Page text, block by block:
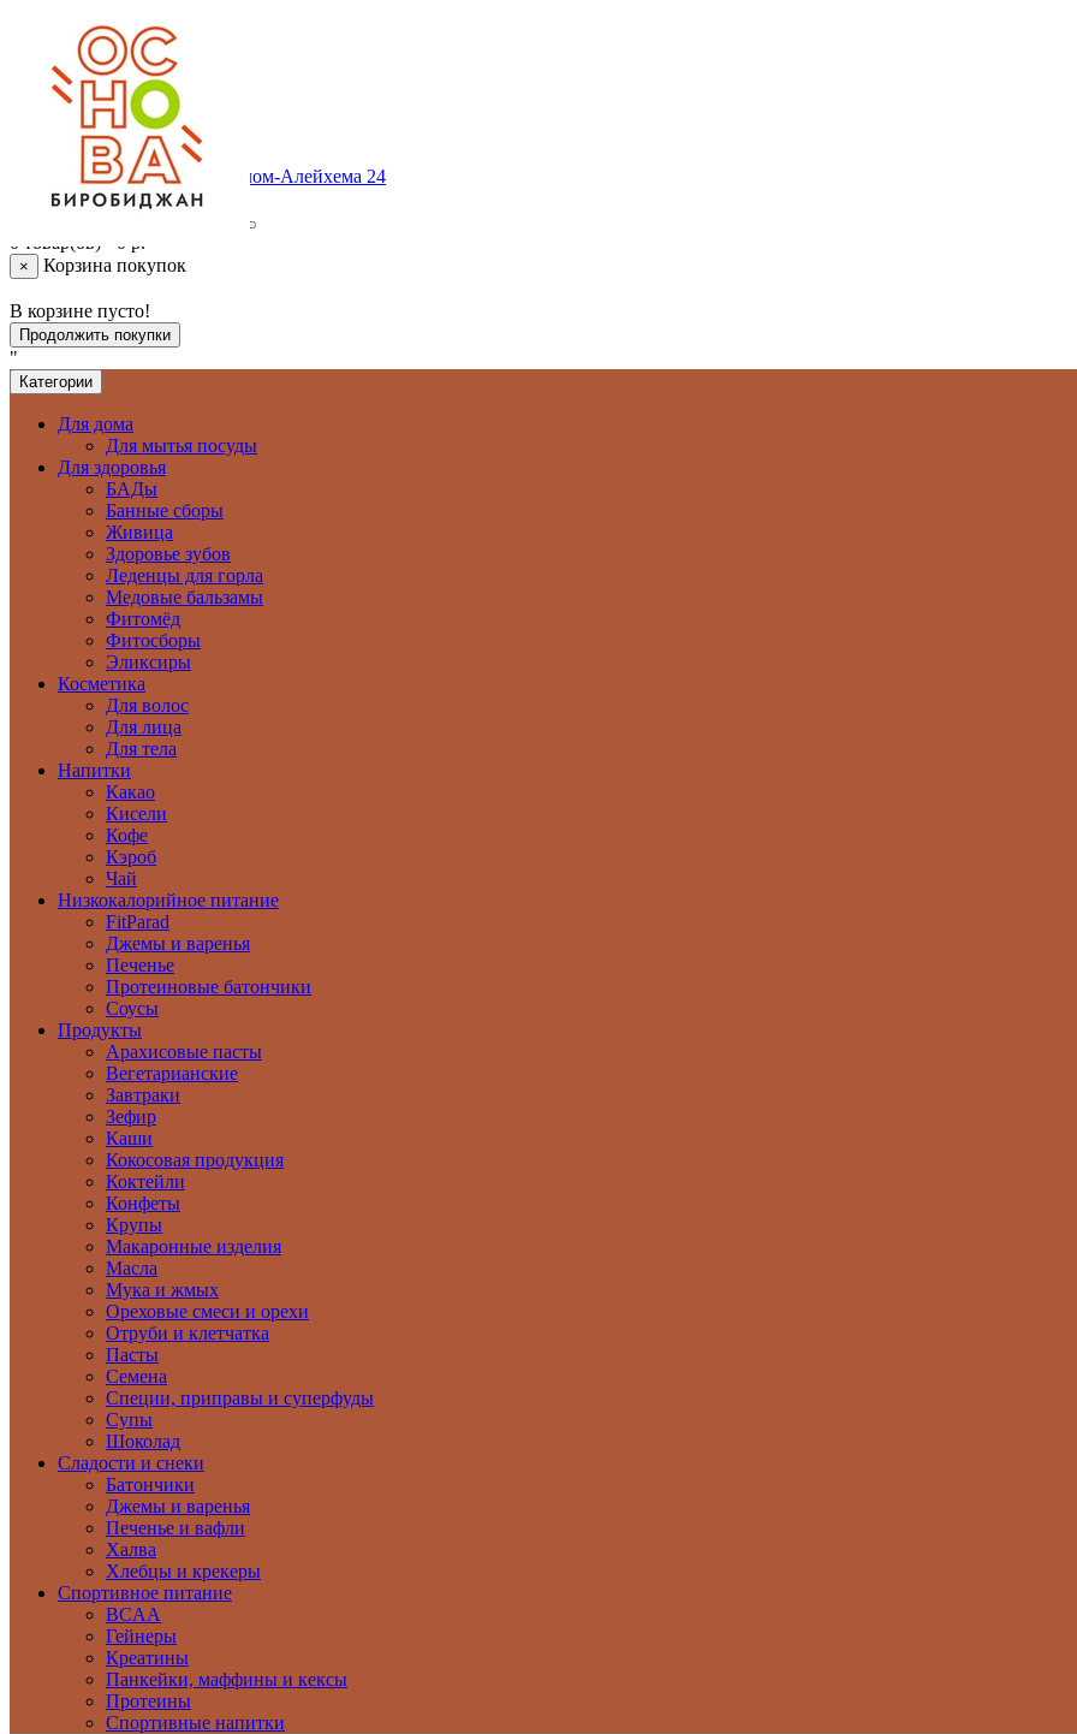
Личный кабинет
Регистрация
Авторизация
Корзина покупок
+ 7 (924) 6409420
г. Биробиджан , ул.Шолом-Алейхема 24
0 товар(ов) - 0 р.
× Корзина покупок
В корзине пусто!
Продолжить покупки
"
Категории
Для дома
Для мытья посуды
Для здоровья
БАДы
Банные сборы
Живица
Здоровье зубов
Леденцы для горла
Медовые бальзамы
Фитомёд
Фитосборы
Эликсиры
Косметика
Для волос
Для лица
Для тела
Напитки
Какао
Кисели
Кофе
Кэроб
Чай
Низкокалорийное питание
FitParad
Джемы и варенья
Печенье
Протеиновые батончики
Соусы
Продукты
Арахисовые пасты
Вегетарианские
Завтраки
Зефир
Каши
Кокосовая продукция
Коктейли
Конфеты
Крупы
Макаронные изделия
Масла
Мука и жмых
Ореховые смеси и орехи
Отруби и клетчатка
Пасты
Семена
Специи, приправы и суперфуды
Супы
Шоколад
Сладости и снеки
Батончики
Джемы и варенья
Печенье и вафли
Халва
Хлебцы и крекеры
Спортивное питание
BCAA
Гейнеры
Креатины
Панкейки, маффины и кексы
Протеины
Спортивные напитки